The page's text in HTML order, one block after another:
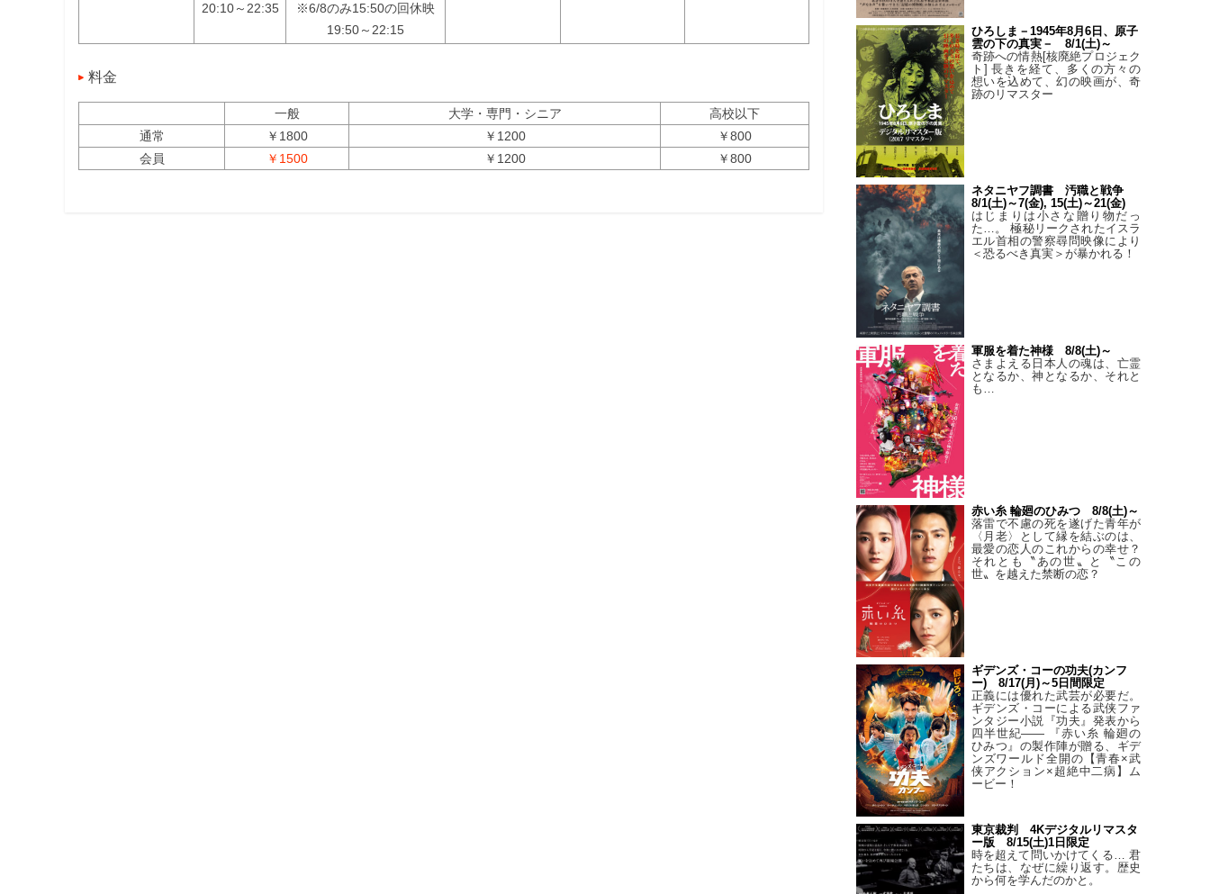
20:10～22:35
※6/8のみ15:50の回休映
19:50～22:15
料金
一般 大学・専門・シニア
高校以下
通常
￥1800 ￥1200
￥800
会員
￥1500 ￥1200 ￥800
ひろしま－1945年8月6日、原子
雲の下の真実－ 8/1(土)～
奇跡への情熱[核廃絶プロジェク
ト] 長きを経て、多くの方々の
想いを込めて、幻の映画が、奇
跡のリマスター
ネタニヤフ調書 汚職と戦争
8/1(土)～7(金), 15(土)～21(金)
はじまりは小さな贈り物だっ
た…。 極秘リークされたイスラ
エル首相の警察尋問映像により
＜恐るべき真実＞が暴かれる！
軍服を着た神様 8/8(土)～
さまよえる日本人の魂は、亡霊
となるか、神となるか、それと
も…
赤い糸 輪廻のひみつ 8/8(土)～
落雷で不慮の死を遂げた青年が
〈月老〉として縁を結ぶのは、
最愛の恋人のこれからの幸せ？
それとも〝あの世〟と〝この
世〟を越えた禁断の恋？
ギデンズ・コーの功夫(カンフ
ー) 8/17(月)～5日間限定
正義には優れた武芸が必要だ。
ギデンズ・コーによる武侠ファ
ンタジー小説『功夫』発表から
四半世紀―― 『赤い糸 輪廻の
ひみつ』の製作陣が贈る、ギデ
ンズワールド全開の【青春×武
侠アクション×超絶中二病】ム
ービー！
東京裁判 4Kデジタルリマスタ
ー版 8/15(土)1日限定
時を超えて問いかけてくる… 君
たちは、なぜに繰り返す。歴史
から何を学んだのかと。